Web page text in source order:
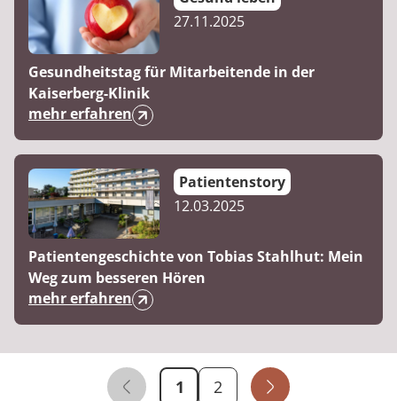
27.11.2025
Gesundheitstag für Mitarbeitende in der
Kaiserberg-Klinik
mehr erfahren
Patientenstory
12.03.2025
Patientengeschichte von Tobias Stahlhut: Mein
Weg zum besseren Hören
mehr erfahren
Publikations - Seite
1 2